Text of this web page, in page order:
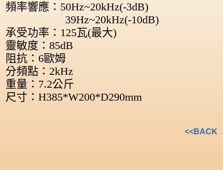
頻率響應：50Hz~20kHz(-3dB)
39Hz~20kHz(-10dB)
承受功率：125瓦(最大)
靈敏度：85dB
阻抗：6歐姆
分頻點：2kHz
重量：7.2公斤
尺寸：H385*W200*D290mm
<<BACK